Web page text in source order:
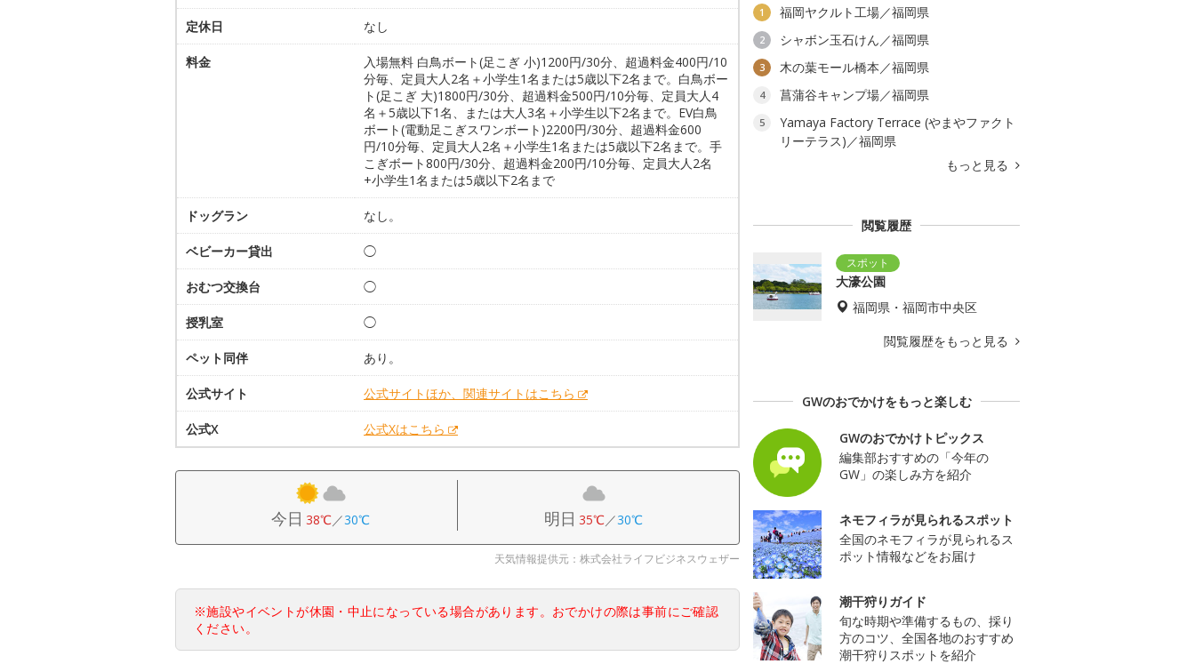
定休日 なし
料金
入場無料 白鳥ボート(足こぎ 小)1200円/30分、超過料金400円/10
分毎、定員大人2名＋小学生1名または5歳以下2名まで。白鳥ボー
ト(足こぎ 大)1800円/30分、超過料金500円/10分毎、定員大人4
名＋5歳以下1名、または大人3名＋小学生以下2名まで。EV白鳥
ボート(電動足こぎスワンボート)2200円/30分、超過料金600
円/10分毎、定員大人2名＋小学生1名または5歳以下2名まで。手
こぎボート800円/30分、超過料金200円/10分毎、定員大人2名
+小学生1名または5歳以下2名まで
ドッグラン なし。
ベビーカー貸出 ◯
おむつ交換台 ◯
授乳室 ◯
ペット同伴 あり。
公式サイト 公式サイトほか、関連サイトはこちら
公式X 公式Xはこちら
今日 38℃／30℃ 明日 35℃／30℃
天気情報提供元：株式会社ライフビジネスウェザー
※施設やイベントが休園・中止になっている場合があります。おでかけの際は事前にご確認
ください。
1 福岡ヤクルト工場／福岡県
2 シャボン玉石けん／福岡県
3 木の葉モール橋本／福岡県
4 菖蒲谷キャンプ場／福岡県
5
Yamaya Factory Terrace (やまやファクト
リーテラス)／福岡県
もっと見る
閲覧履歴
大濠公園
福岡県・福岡市中央区
閲覧履歴をもっと見る
GWのおでかけをもっと楽しむ
GWのおでかけトピックス
編集部おすすめの「今年の
GW」の楽しみ方を紹介
ネモフィラが見られるスポット
全国のネモフィラが見られるス
ポット情報などをお届け
潮干狩りガイド
旬な時期や準備するもの、採り
方のコツ、全国各地のおすすめ
潮干狩りスポットを紹介